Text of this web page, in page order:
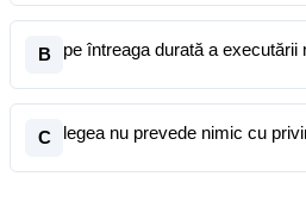
B pe întreaga durată a executării
C legea nu prevede nimic cu